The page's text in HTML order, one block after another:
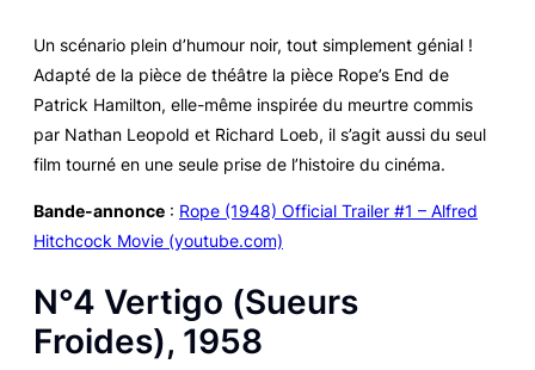
Un scénario plein d’humour noir, tout simplement génial !
Adapté de la pièce de théâtre la pièce Rope’s End de
Patrick Hamilton, elle-même inspirée du meurtre commis
par Nathan Leopold et Richard Loeb, il s’agit aussi du seul
film tourné en une seule prise de l’histoire du cinéma.
Bande-annonce : Rope (1948) Official Trailer #1 – Alfred
Hitchcock Movie (youtube.com)
N°4 Vertigo (Sueurs
Froides), 1958